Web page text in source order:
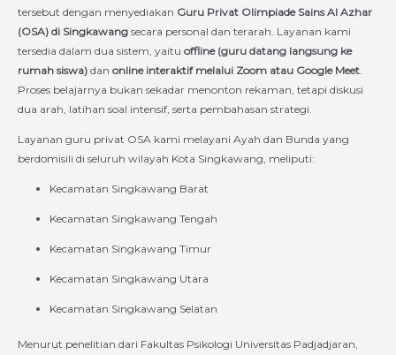
tersebut dengan menyediakan Guru Privat Olimpiade Sains Al Azhar
(OSA) di Singkawang secara personal dan terarah. Layanan kami
tersedia dalam dua sistem, yaitu offline (guru datang langsung ke
rumah siswa) dan online interaktif melalui Zoom atau Google Meet
Proses belajarnya bukan sekadar menonton rekaman, tetapi diskusi
dua arah, latihan soal intensif, serta pembahasan strategi.
Layanan guru privat OSA kami melayani Ayah dan Bunda yang
berdomisili di seluruh wilayah Kota Singkawang, meliputi:
Kecamatan Singkawang Barat
Kecamatan Singkawang Tengah
Kecamatan Singkawang Timur
Kecamatan Singkawang Utara
Kecamatan Singkawang Selatan
Menurut penelitian dari Fakultas Psikologi Universitas Padjadjaran,